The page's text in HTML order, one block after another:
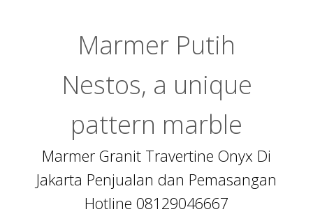
Marmer Putih
Nestos, a unique
pattern marble
Marmer Granit Travertine Onyx Di
Jakarta Penjualan dan Pemasangan
Hotline 08129046667